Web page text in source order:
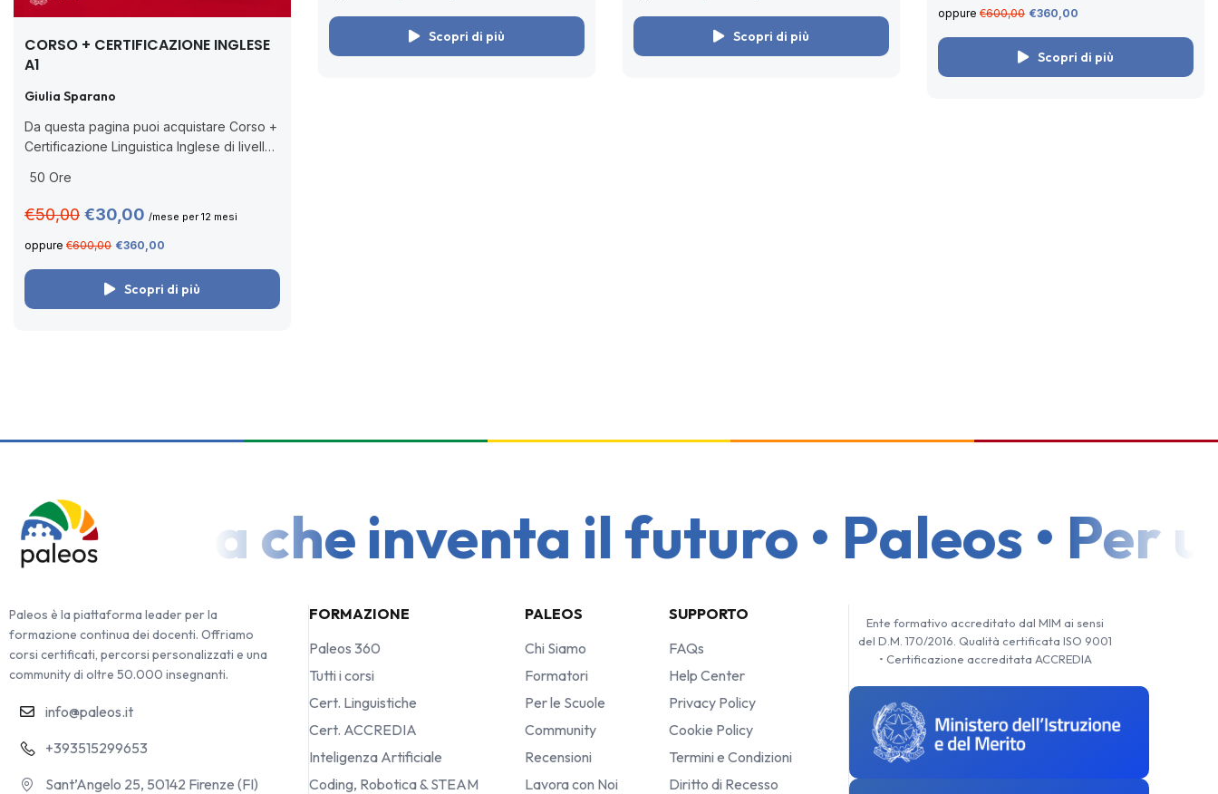
CORSO + CERTIFICAZIONE INGLESE
A1
Giulia Sparano
Da questa pagina puoi acquistare Corso +
Certificazione Linguistica Inglese di livello
accreditato dal MIM (Decreto Ministeriale
n. 62/2022 con nuova nota prot....
50 Ore
€50,00 €30,00 /mese per 12 mesi
oppure €600,00 €360,00
Scopri di più
Scopri di più Scopri di più
oppure €600,00 €360,00
Scopri di più
Scuola che inventa il futuro • Paleos • Per
Paleos è la piattaforma leader per la
formazione continua dei docenti. Offriamo
corsi certificati, percorsi personalizzati e una
community di oltre 50.000 insegnanti.
info@paleos.it
+393515299653
Sant’Angelo 25, 50142 Firenze (FI)
FORMAZIONE
Paleos 360
Tutti i corsi
Cert. Linguistiche
Cert. ACCREDIA
Inteligenza Artificiale
Coding, Robotica & STEAM
PALEOS
Chi Siamo
Formatori
Per le Scuole
Community
Recensioni
Lavora con Noi
SUPPORTO
FAQs
Help Center
Privacy Policy
Cookie Policy
Termini e Condizioni
Diritto di Recesso
Ente formativo accreditato dal MIM ai sensi
del D.M. 170/2016. Qualità certificata ISO 9001
• Certificazione accreditata ACCREDIA